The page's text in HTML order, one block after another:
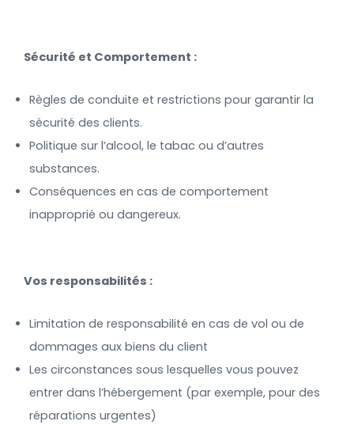
Sécurité et Comportement :
Règles de conduite et restrictions pour garantir la
sécurité des clients.
Politique sur l’alcool, le tabac ou d’autres
substances.
Conséquences en cas de comportement
inapproprié ou dangereux.
Vos responsabilités :
Limitation de responsabilité en cas de vol ou de
dommages aux biens du client
Les circonstances sous lesquelles vous pouvez
entrer dans l’hébergement (par exemple, pour des
réparations urgentes)